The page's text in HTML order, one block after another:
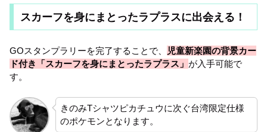
スカーフを身にまとったラプラスに出会える！
GOスタンプラリーを完了することで、
児童新楽園の背景カー
ド付き「スカーフを身にまとったラプラス」 が入手可能で
す。
きのみTシャツピカチュウに次ぐ台湾限定仕様
のポケモンとなります。